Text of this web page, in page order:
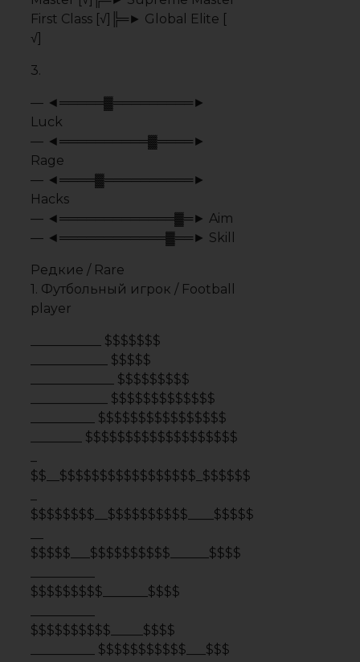
___________ $$$$$$$
____________ $$$$$
_____________ $$$$$$$$$
____________ $$$$$$$$$$$$$
________ $$$$$$$$$$$$$$$$$$$
_
$$__$$$$$$$$$$$$$$$$$_$$$$$$
_
$$$$$$$$__$$$$$$$$$$____$$$$$
__
$$$$$___$$$$$$$$$$______$$$$
__________
$$$$$$$$$_______$$$$
__________
$$$$$$$$$$_____$$$$
__________ $$$$$$$$$$$___$$$
__________ $$$$$$$$$$$$
$$$$$$$$$$$$$__$$$$$
$$$$$$$$$$$$$$__$$$$$
________
________
________ $$$$$$________$$$$$$
_________ $$$$
_________ $$$$
_________ $E$$______$$$$$